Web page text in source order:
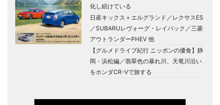
化し続けている
日産キックス＋エルグランド／レクサスES
／SUBARUレヴォーグ・レイバック／三菱
アウトランダーPHEV 他
【グルメドライブ紀行 ニッポンの優食】静
岡・浜松編／翡翠色の暴れ川、天竜川沿い
をホンダCR-Vで旅する